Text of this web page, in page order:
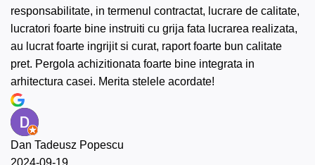
responsabilitate, in termenul contractat, lucrare de calitate,
lucratori foarte bine instruiti cu grija fata lucrarea realizata,
au lucrat foarte ingrijit si curat, raport foarte bun calitate
pret. Pergola achizitionata foarte bine integrata in
arhitectura casei. Merita stelele acordate!
Dan Tadeusz Popescu
2024-09-19